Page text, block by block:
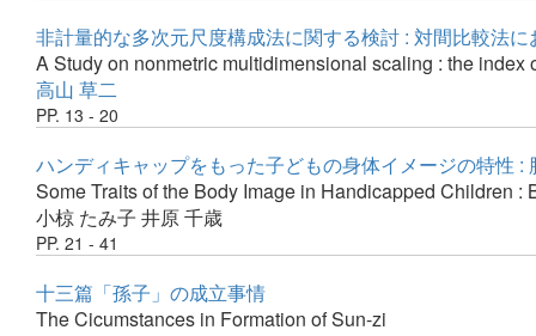
非計量的な多次元尺度構成法に関する検討 : 対間比較法
A Study on nonmetric multidimensional scaling : the
高山 草二
PP. 13 - 20
ハンディキャップをもった子どもの身体イメージの特性
Some Traits of the Body Image in Handicapped Children
小椋 たみ子 井原 千歳
PP. 21 - 41
十三篇「孫子」の成立事情
The Cicumstances in Formation of Sun-zi